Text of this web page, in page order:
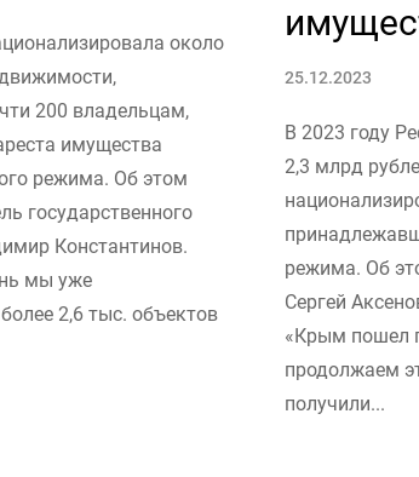
около
200 владельцам,
имущества
режима. Об этом
государственного
Константинов.
мы уже
2,6 тыс. объектов
25.12.2023
В 2023 году
2,3 млрд
режима. Об
Сергей
«Крым пошел
продолжаем
получили...